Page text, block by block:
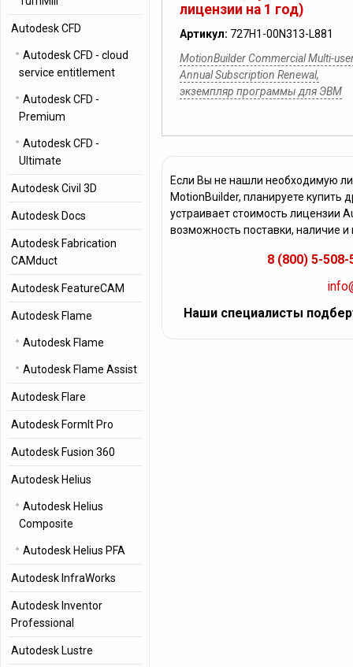
лицензии на 1 год)
Артикул: 727H1-00N313-L881
MotionBuilder Commercial Multi-
Annual Subscription Renewal,
экземпляр программы для ЭВМ
Если Вы не нашли необходимую
MotionBuilder, планируете
устраивает стоимость лицензии
возможность поставки, наличие
8 (800) 5-508-
Наши специалисты
Autodesk CFD
Autodesk CFD - cloud
service entitlement
Autodesk CFD -
Premium
Autodesk CFD -
Ultimate
Autodesk Civil 3D
Autodesk Docs
Autodesk Fabrication
CAMduct
Autodesk FeatureCAM
Autodesk Flame
Autodesk Flame
Autodesk Flame Assist
Autodesk Flare
Autodesk FormIt Pro
Autodesk Fusion 360
Autodesk Helius
Autodesk Helius
Composite
Autodesk Helius PFA
Autodesk InfraWorks
Autodesk Inventor
Professional
Autodesk Lustre